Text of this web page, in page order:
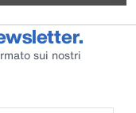
sui nostri